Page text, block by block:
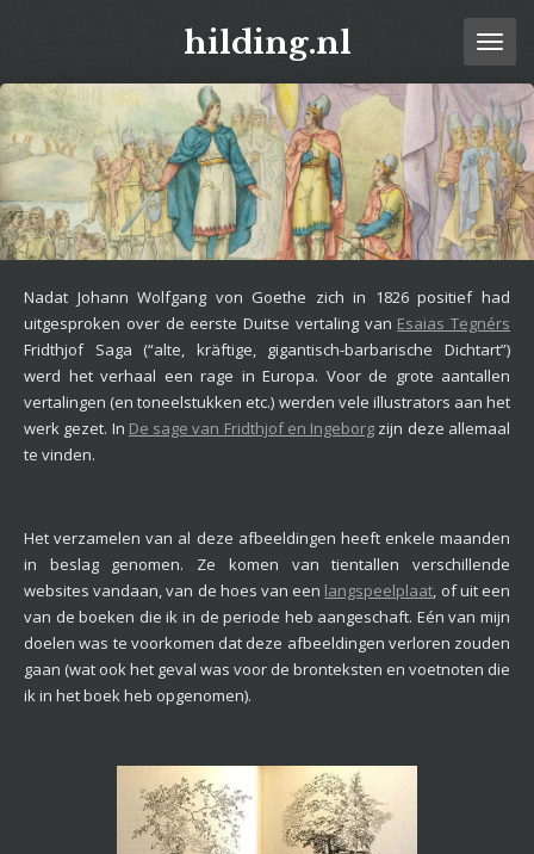
de
hoofdinhoud
hilding.nl
Nadat Johann Wolfgang von Goethe zich in 1826 positief had
uitgesproken over de eerste Duitse vertaling van Esaias Tegnérs
Fridthjof Saga (“alte, kräftige, gigantisch-barbarische Dichtart”)
werd het verhaal een rage in Europa. Voor de grote aantallen
vertalingen (en toneelstukken etc.) werden vele illustrators aan het
werk gezet. In De sage van Fridthjof en Ingeborg zijn deze allemaal
te vinden.
Het verzamelen van al deze afbeeldingen heeft enkele maanden
in beslag genomen. Ze komen van tientallen verschillende
websites vandaan, van de hoes van een langspeelplaat, of uit een
van de boeken die ik in de periode heb aangeschaft. Eén van mijn
doelen was te voorkomen dat deze afbeeldingen verloren zouden
gaan (wat ook het geval was voor de bronteksten en voetnoten die
ik in het boek heb opgenomen).